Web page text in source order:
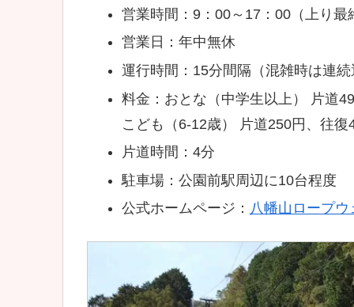
営業時間：9：00～17：00（上り最
営業日：年中無休
運行時間：15分間隔（混雑時は連
料金：おとな（中学生以上） 片道
こども（6-12歳） 片道250円、往復
片道時間：4分
駐車場：公園前駅周辺に10台程度
公式ホームページ： 八幡山ロープウ